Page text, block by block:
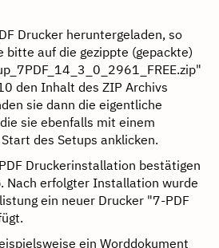
Drucker heruntergeladen, so
bitte auf die gezippte (gepackte)
den Inhalt des ZIP Archivs
sie dann die eigentliche
sie ebenfalls mit einem
des Setups anklicken.
Druckerinstallation bestätigen
Nach erfolgter Installation wurde
ein neuer Drucker "7-PDF
ein Worddokument